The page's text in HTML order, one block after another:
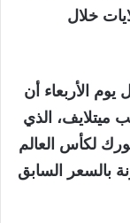
خلال
الأربعاء أن
ميتلايف، الذي
لكأس العالم
98 دولارًا مقارنة بالسعر السابق